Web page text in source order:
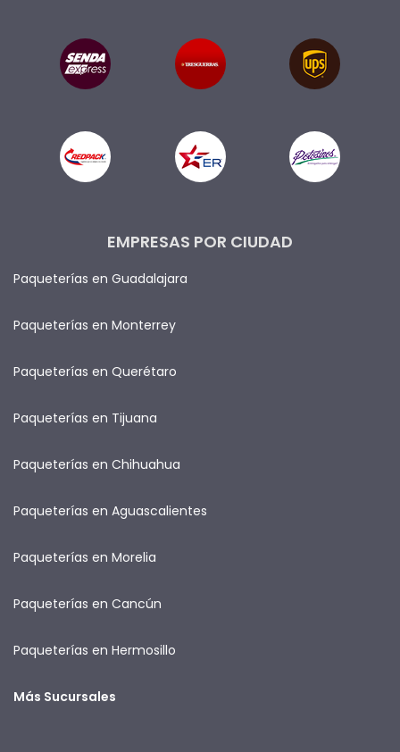
EMPRESAS POR CIUDAD
Paqueterías en Guadalajara
Paqueterías en Monterrey
Paqueterías en Querétaro
Paqueterías en Tijuana
Paqueterías en Chihuahua
Paqueterías en Aguascalientes
Paqueterías en Morelia
Paqueterías en Cancún
Paqueterías en Hermosillo
Más Sucursales